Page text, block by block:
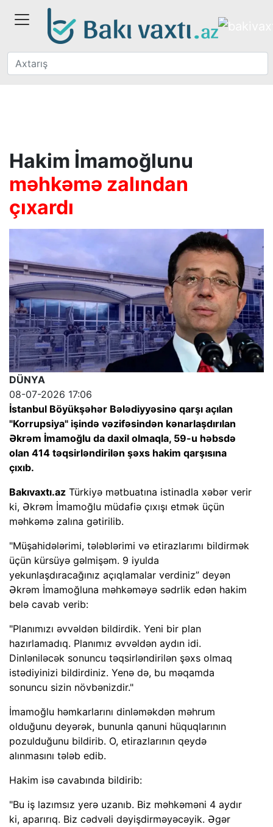
Hakim İmamoğlunu
məhkəmə zalından
çıxardı
DÜNYA
08-07-2026 17:06
İstanbul Böyükşəhər Bələdiyyəsinə qarşı açılan
"Korrupsiya" işində vəzifəsindən kənarlaşdırılan
Əkrəm İmamoğlu da daxil olmaqla, 59-u həbsdə
olan 414 təqsirləndirilən şəxs hakim qarşısına
çıxıb.
Bakıvaxtı.az Türkiyə mətbuatına istinadla xəbər verir
ki, Əkrəm İmamoğlu müdafiə çıxışı etmək üçün
məhkəmə zalına gətirilib.
"Müşahidələrimi, tələblərimi və etirazlarımı bildirmək
üçün kürsüyə gəlmişəm. 9 iyulda
yekunlaşdıracağınız açıqlamalar verdiniz” deyən
Əkrəm İmamoğluna məhkəməyə sədrlik edən hakim
belə cavab verib:
"Planımızı əvvəldən bildirdik. Yeni bir plan
hazırlamadıq. Planımız əvvəldən aydın idi.
Dinləniləcək sonuncu təqsirləndirilən şəxs olmaq
istədiyinizi bildirdiniz. Yenə də, bu məqamda
sonuncu sizin növbənizdir."
İmamoğlu həmkarlarını dinləməkdən məhrum
olduğunu deyərək, bununla qanuni hüquqlarının
pozulduğunu bildirib. O, etirazlarının qeydə
alınmasını tələb edib.
Hakim isə cavabında bildirib:
"Bu iş lazımsız yerə uzanıb. Biz məhkəməni 4 aydır
ki, aparırıq. Biz cədvəli dəyişdirməyəcəyik. Əgər